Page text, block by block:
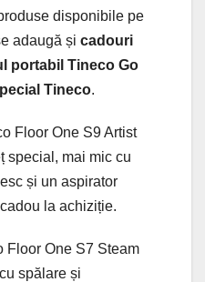
disponibile pe
adaugă și cadouri
portabil Tineco Go
Tineco.
Floor One S9 Artist
special, mai mic cu
și un aspirator
la achiziție.
Floor One S7 Steam
spălare și